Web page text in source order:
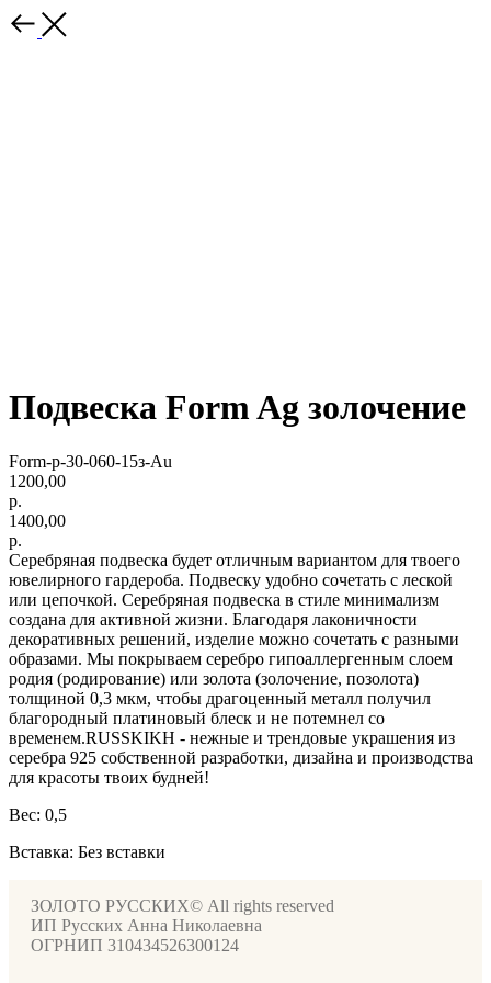
Подвеска Form Ag золочение
Form-p-30-060-15з-Au
1200,00
р.
1400,00
р.
Серебряная подвеска будет отличным вариантом для твоего
ювелирного гардероба. Подвеску удобно сочетать с леской
или цепочкой. Серебряная подвеска в стиле минимализм
создана для активной жизни. Благодаря лаконичности
декоративных решений, изделие можно сочетать с разными
образами. Мы покрываем серебро гипоаллергенным слоем
родия (родирование) или золота (золочение, позолота)
толщиной 0,3 мкм, чтобы драгоценный металл получил
благородный платиновый блеск и не потемнел со
временем.RUSSKIKH - нежные и трендовые украшения из
серебра 925 собственной разработки, дизайна и производства
для красоты твоих будней!
Вес: 0,5
Вставка: Без вставки
ЗОЛОТО РУССКИХ© All rights reserved
ИП Русских Анна Николаевна
ОГРНИП 310434526300124